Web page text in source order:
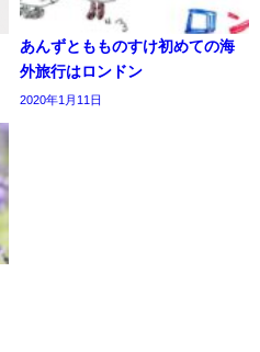
あんずともものすけ初めての海
外旅行はロンドン
2020年1月11日